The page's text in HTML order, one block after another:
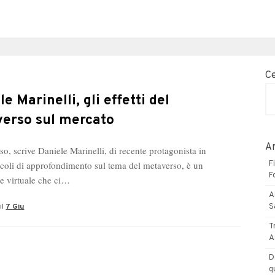
Marinelli, gli effetti del
sul mercato
scrive Daniele Marinelli, di recente protagonista in
di approfondimento sul tema del metaverso, è un
virtuale che ci…
7 Giu